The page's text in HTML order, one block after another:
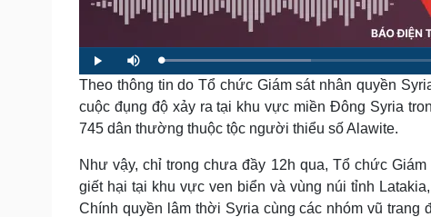
Dinh dưỡng - món ngon
Cây thuốc
Sản phụ khoa
Nhi khoa
Làm đẹp - giảm cân
Phòng mạch online
Ăn sạch sống khỏe
Nhà đẹp
Blog
Tình yêu - Gia đình
P
l
a
y
M
u
t
e
L
o
a
d
e
d
2
3
8
%
Theo thông tin do Tổ chức Giám sát nhân quyền
cuộc đụng độ xảy ra tại khu vực miền Đông Syria
745 dân thường thuộc tộc người thiểu số Alawite.
Như vậy, chỉ trong chưa đầy 12h qua, Tổ chức
giết hại tại khu vực ven biển và vùng núi tỉnh
Chính quyền lâm thời Syria cùng các nhóm vũ trang